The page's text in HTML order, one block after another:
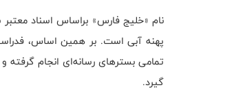
نام «خلیج فارس» براساس اسناد
پهنه آبی است. بر همین اساس،
تمامی بسترهای رسانه‌ای انجام گرفته
گیرد.